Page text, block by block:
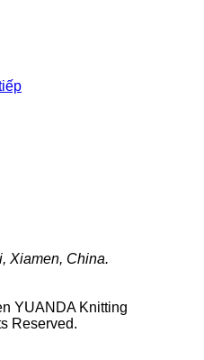
Xiamen, China.
YUANDA Knitting
Reserved.